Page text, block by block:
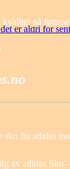
er aldri for
kvalitet på
sko fra adidas
av adidas Sko